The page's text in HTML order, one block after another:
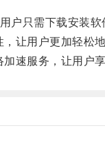
只需下载安装软
让用户更加轻松地
速服务，让用户享